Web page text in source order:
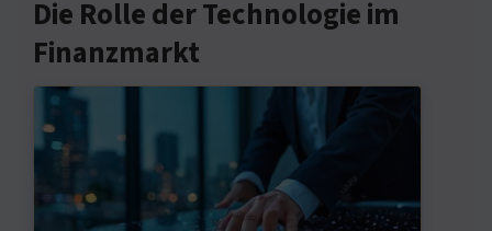
Die Rolle der Technologie im
Finanzmarkt